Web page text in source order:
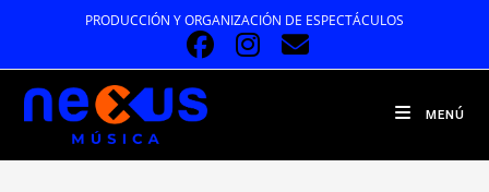
contenido
PRODUCCIÓN Y ORGANIZACIÓN DE ESPECTÁCULOS
MENÚ